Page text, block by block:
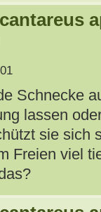
Schnecke
lassen
sie sich
Freien viel